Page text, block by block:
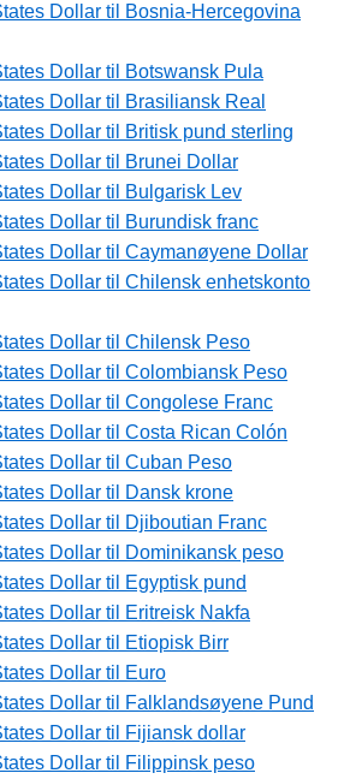
Dollar til Bosnia-Hercegovina
Dollar til Botswansk Pula
Dollar til Brasiliansk Real
Dollar til Britisk pund sterling
Dollar til Brunei Dollar
Dollar til Bulgarisk Lev
Dollar til Burundisk franc
Dollar til Caymanøyene Dollar
Dollar til Chilensk enhetskonto
Dollar til Chilensk Peso
Dollar til Colombiansk Peso
Dollar til Congolese Franc
Dollar til Costa Rican Colón
Dollar til Cuban Peso
Dollar til Dansk krone
Dollar til Djiboutian Franc
Dollar til Dominikansk peso
Dollar til Egyptisk pund
Dollar til Eritreisk Nakfa
Dollar til Etiopisk Birr
Dollar til Euro
Dollar til Falklandsøyene Pund
Dollar til Fijiansk dollar
Dollar til Filippinsk peso